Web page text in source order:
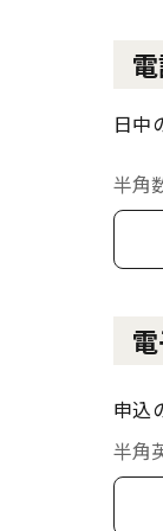
日中
半角
申込
半角